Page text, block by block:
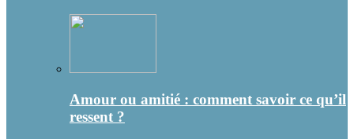
Amour ou amitié : comment savoir ce qu’il
ressent ?